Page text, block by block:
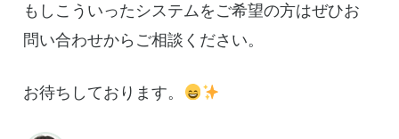
もしこういったシステムをご希望の方はぜひお
問い合わせからご相談ください。
お待ちしております。